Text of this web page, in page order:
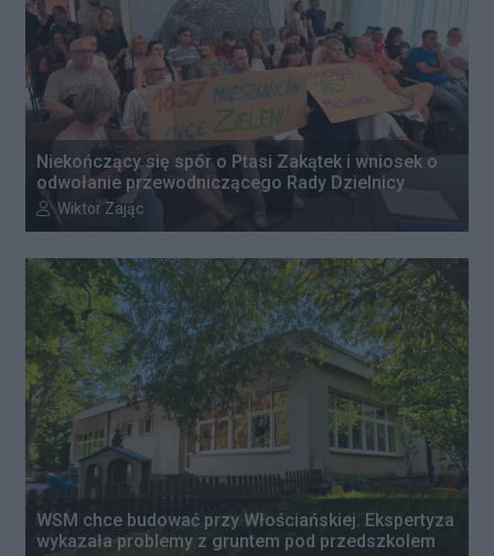
Niekończący się spór o Ptasi Zakątek i wniosek o
odwołanie przewodniczącego Rady Dzielnicy
Autor artykułu:
Wiktor Zając
WSM chce budować przy Włościańskiej. Ekspertyza
wykazała problemy z gruntem pod przedszkolem